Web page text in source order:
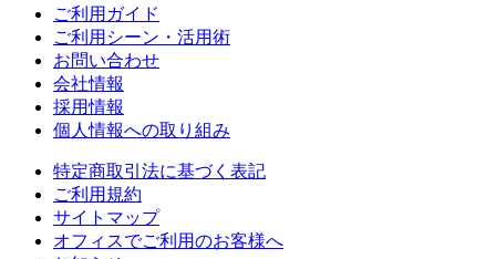
ご利用ガイド
ご利用シーン・活用術
お問い合わせ
会社情報
採用情報
個人情報への取り組み
特定商取引法に基づく表記
ご利用規約
サイトマップ
オフィスでご利用のお客様へ